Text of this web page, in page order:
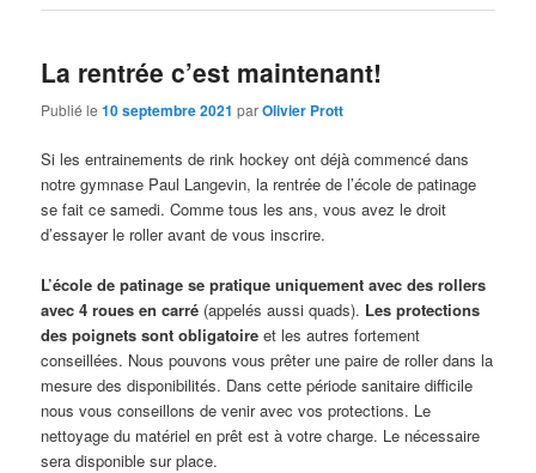
La rentrée c’est maintenant!
Publié le10 septembre 2021 parOlivier Prott
Si les entrainements de rink hockey ont déjà commencé dans
notre gymnase Paul Langevin, la rentrée de l’école de patinage
se fait ce samedi. Comme tous les ans, vous avez le droit
d’essayer le roller avant de vous inscrire.
L’école de patinage se pratique uniquement avec des rollers
avec 4 roues en carré (appelés aussi quads). Les protections
des poignets sont obligatoire et les autres fortement
conseillées. Nous pouvons vous prêter une paire de roller dans la
mesure des disponibilités. Dans cette période sanitaire difficile
nous vous conseillons de venir avec vos protections. Le
nettoyage du matériel en prêt est à votre charge. Le nécessaire
sera disponible sur place.